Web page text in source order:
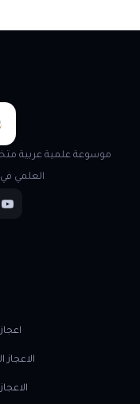
موسوعة علمية عربية
العلمي في